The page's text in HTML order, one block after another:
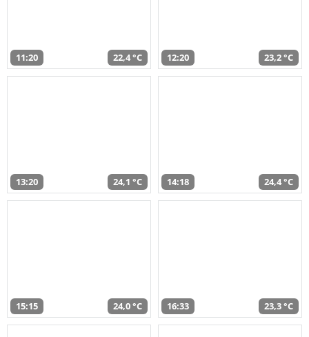
11:20 22,4 °C 12:20 23,2 °C
13:20 24,1 °C 14:18 24,4 °C
15:15 24,0 °C 16:33 23,3 °C